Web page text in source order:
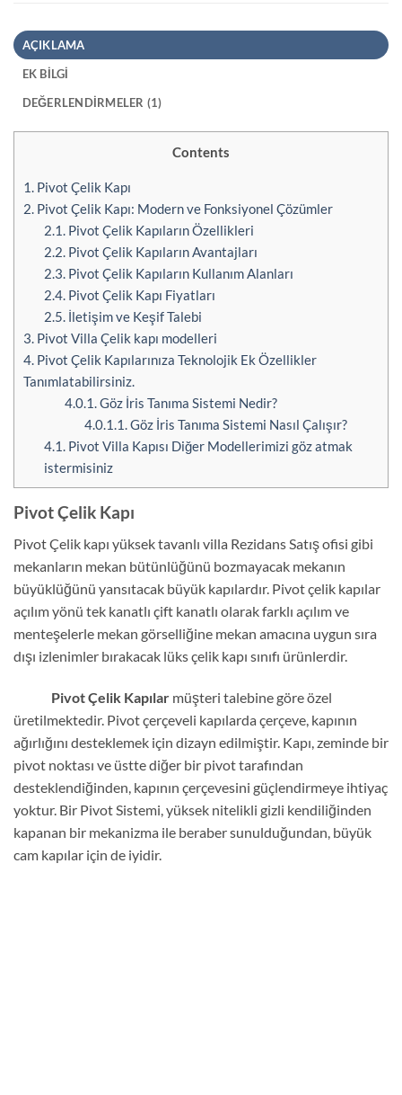
AÇIKLAMA
EK BILGI
DEĞERLENDIRMELER (1)
Contents
1. Pivot Çelik Kapı
2. Pivot Çelik Kapı: Modern ve Fonksiyonel Çözümler
2.1.Pivot Çelik Kapıların Özellikleri
2.2.Pivot Çelik Kapıların Avantajları
2.3.Pivot Çelik Kapıların Kullanım Alanları
2.4.Pivot Çelik Kapı Fiyatları
2.5.İletişim ve Keşif Talebi
3. Pivot Villa Çelik kapı modelleri
4. Pivot Çelik Kapılarınıza Teknolojik Ek Özellikler
Tanımlatabilirsiniz.
4.0.1.Göz İris Tanıma Sistemi Nedir?
4.0.1.1.Göz İris Tanıma Sistemi Nasıl Çalışır?
4.1.Pivot Villa Kapısı Diğer Modellerimizi göz atmak
istermisiniz
Pivot Çelik Kapı
Pivot Çelik kapı yüksek tavanlı villa Rezidans Satış ofisi gibi
mekanların mekan bütünlüğünü bozmayacak mekanın
büyüklüğünü yansıtacak büyük kapılardır. Pivot çelik kapılar
açılım yönü tek kanatlı çift kanatlı olarak farklı açılım ve
menteşelerle mekan görselliğine mekan amacına uygun sıra
dışı izlenimler bırakacak lüks çelik kapı sınıfı ürünlerdir.
Pivot Çelik Kapılar müşteri talebine göre özel
üretilmektedir. Pivot çerçeveli kapılarda çerçeve, kapının
ağırlığını desteklemek için dizayn edilmiştir. Kapı, zeminde bir
pivot noktası ve üstte diğer bir pivot tarafından
desteklendiğinden, kapının çerçevesini güçlendirmeye ihtiyaç
yoktur. Bir Pivot Sistemi, yüksek nitelikli gizli kendiliğinden
kapanan bir mekanizma ile beraber sunulduğundan, büyük
cam kapılar için de iyidir.